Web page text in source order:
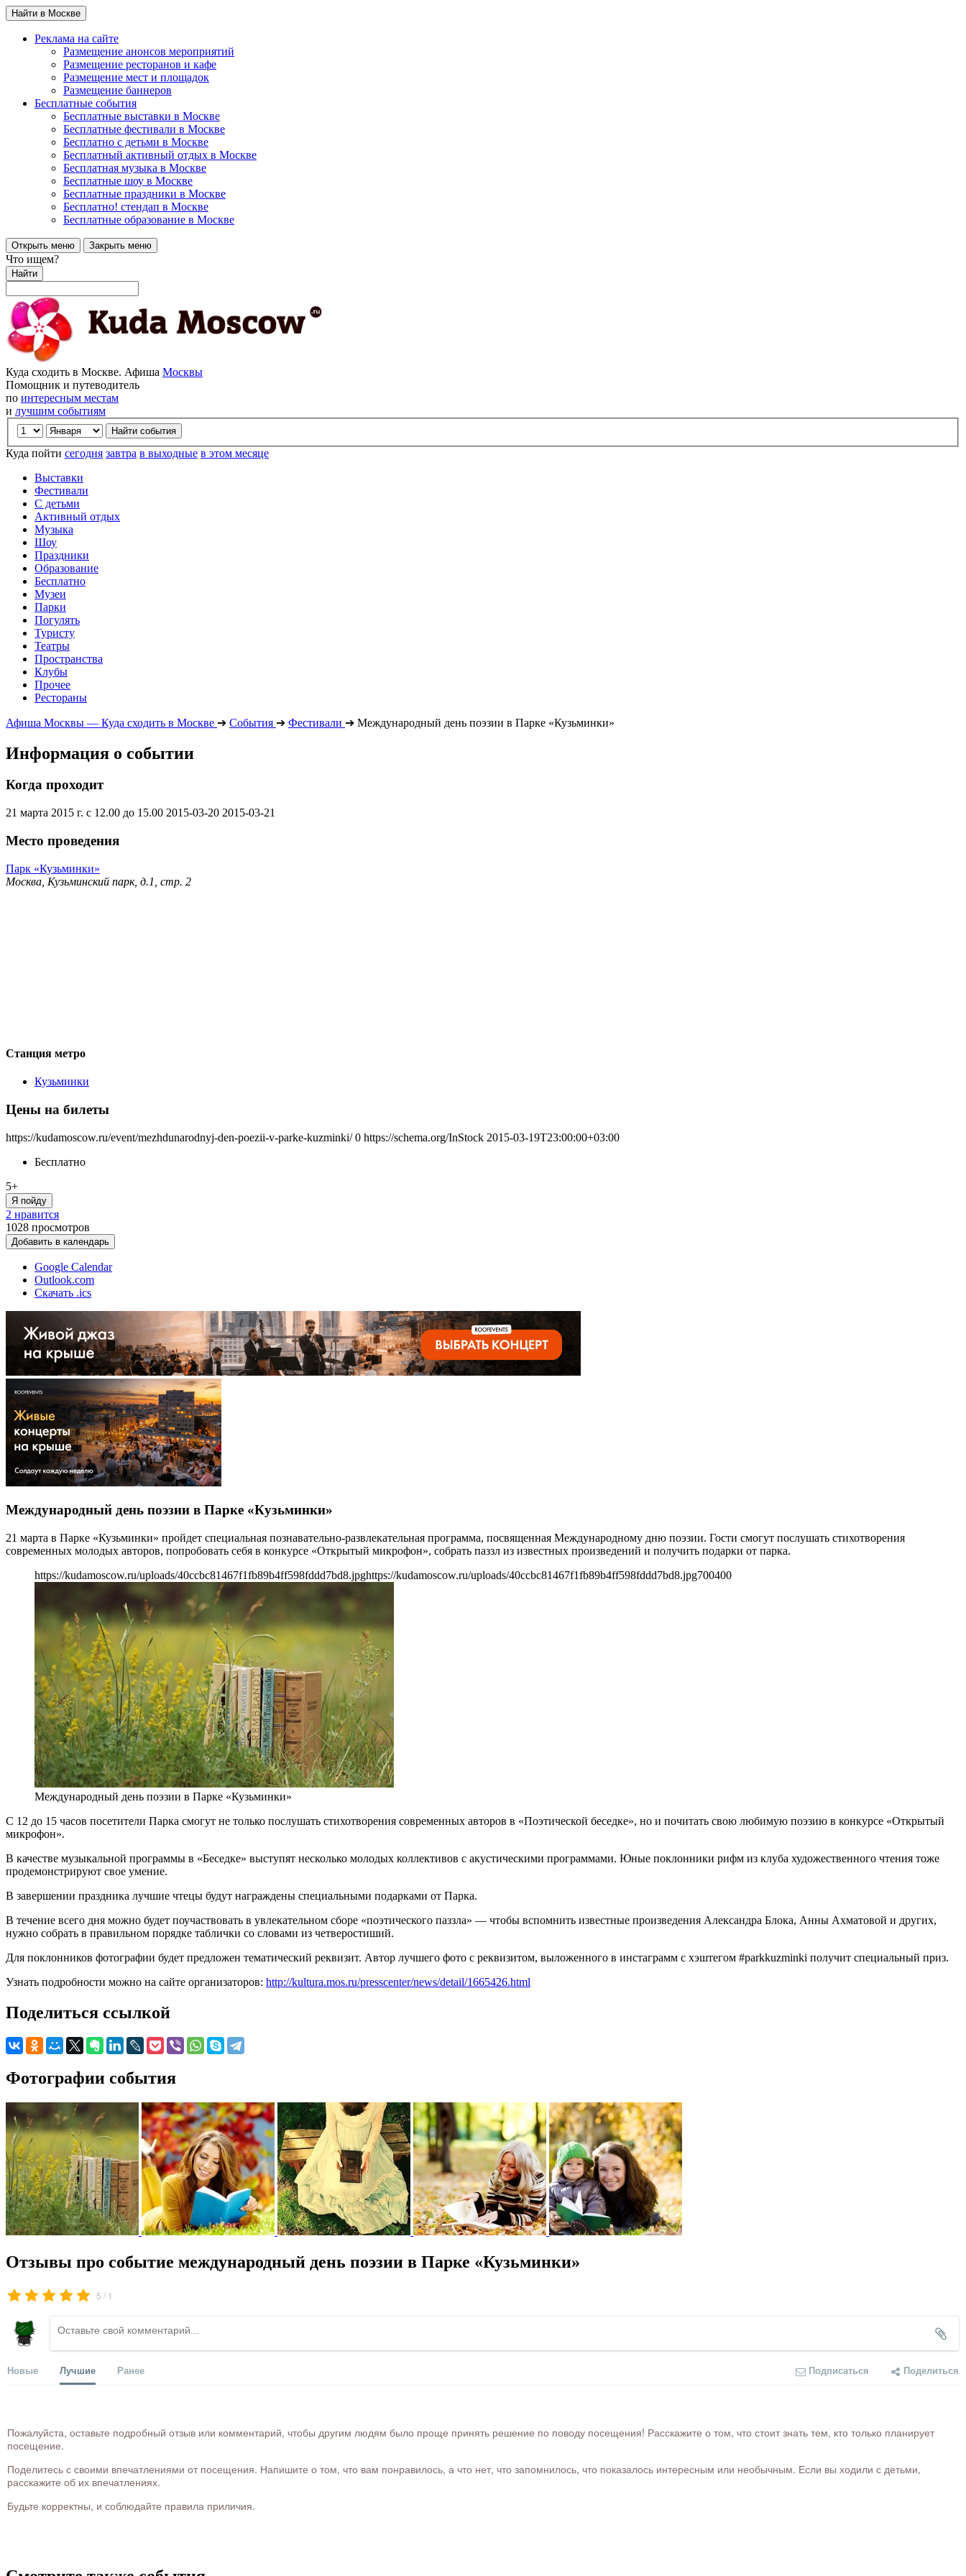
Найти в Москве
Реклама на сайте
Размещение анонсов мероприятий
Размещение ресторанов и кафе
Размещение мест и площадок
Размещение баннеров
Бесплатные события
Бесплатные выставки в Москве
Бесплатные фестивали в Москве
Бесплатно с детьми в Москве
Бесплатный активный отдых в Москве
Бесплатная музыка в Москве
Бесплатные шоу в Москве
Бесплатные праздники в Москве
Бесплатно! стендап в Москве
Бесплатные образование в Москве
Открыть меню Закрыть меню
Что ищем?
Найти
Куда сходить в Москве. Афиша Москвы
Помощник и путеводитель
по интересным местам
и лучшим событиям
Куда пойти сегодня завтра в выходные в этом месяце
Выставки
Фестивали
С детьми
Активный отдых
Музыка
Шоу
Праздники
Образование
Бесплатно
Музеи
Парки
Погулять
Туристу
Театры
Пространства
Клубы
Прочее
Рестораны
Афиша Москвы — Куда сходить в Москве ➔ События ➔ Фестивали ➔ Международный день поэзии в Парке «Кузьминки»
Информация о событии
Когда проходит
21 марта 2015 г. с 12.00 до 15.00 2015-03-20 2015-03-21
Место проведения
Парк «Кузьминки»
Москва, Кузьминский парк, д.1, стр. 2
Станция метро
Кузьминки
Цены на билеты
https://kudamoscow.ru/event/mezhdunarodnyj-den-poezii-v-parke-kuzminki/ 0 https://schema.org/InStock 2015-03-19T23:00:00+03:00
Бесплатно
5+
Я пойду
2 нравится
1028 просмотров
Добавить в календарь
Google Calendar
Outlook.com
Скачать .ics
Международный день поэзии в Парке «Кузьминки»
21 марта в Парке «Кузьминки» пройдет специальная познавательно-развлекательная программа, посвященная Международному дню поэзии. Гости смогут послушать стихотворения
современных молодых авторов, попробовать себя в конкурсе «Открытый микрофон», собрать паззл из известных произведений и получить подарки от парка.
https://kudamoscow.ru/uploads/40ccbc81467f1fb89b4ff598fddd7bd8.jpghttps://kudamoscow.ru/uploads/40ccbc81467f1fb89b4ff598fddd7bd8.jpg700400
Международный день поэзии в Парке «Кузьминки»
С 12 до 15 часов посетители Парка смогут не только послушать стихотворения современных авторов в «Поэтической беседке», но и почитать свою любимую поэзию в конкурсе «Открытый
микрофон».
В качестве музыкальной программы в «Беседке» выступят несколько молодых коллективов с акустическими программами. Юные поклонники рифм из клуба художественного чтения тоже
продемонстрируют свое умение.
В завершении праздника лучшие чтецы будут награждены специальными подарками от Парка.
В течение всего дня можно будет поучаствовать в увлекательном сборе «поэтического паззла» — чтобы вспомнить известные произведения Александра Блока, Анны Ахматовой и других,
нужно собрать в правильном порядке таблички со словами из четверостиший.
Для поклонников фотографии будет предложен тематический реквизит. Автор лучшего фото с реквизитом, выложенного в инстаграмм с хэштегом #parkkuzminki получит специальный приз.
Узнать подробности можно на сайте организаторов: http://kultura.mos.ru/presscenter/news/detail/1665426.html
Поделиться ссылкой
Фотографии события
Отзывы про событие международный день поэзии в Парке «Кузьминки»
5 / 1
Новые Лучшие Ранее Подписаться Поделиться
Пожалуйста, оставьте подробный отзыв или комментарий, чтобы другим людям было проще принять решение по поводу посещения! Расскажите о том, что стоит знать тем, кто только планирует
посещение.
Поделитесь с своими впечатлениями от посещения. Напишите о том, что вам понравилось, а что нет, что запомнилось, что показалось интересным или необычным. Если вы ходили с детьми,
расскажите об их впечатлениях.
Будьте корректны, и соблюдайте правила приличия.